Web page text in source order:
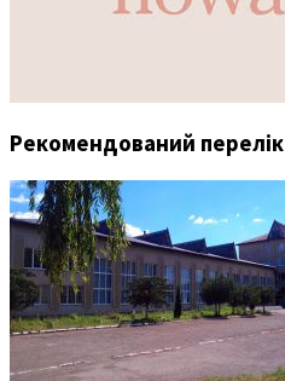
Рекомендований перелік